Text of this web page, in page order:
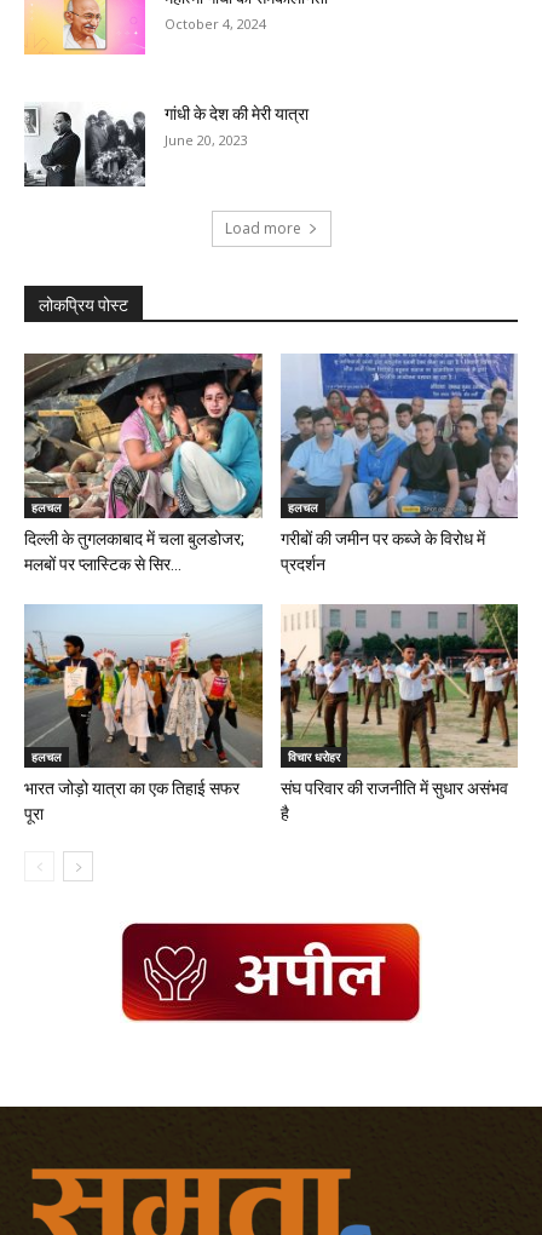
October 4, 2024
गांधी के देश की मेरी यात्रा
June 20, 2023
Load more
लोकप्रिय पोस्ट
हलचल
दिल्ली के तुगलकाबाद में चला बुलडोजर;
मलबों पर प्लास्टिक से सिर...
हलचल
गरीबों की जमीन पर कब्जे के विरोध में
प्रदर्शन
हलचल
भारत जोड़ो यात्रा का एक तिहाई सफर
पूरा
विचार धरोहर
संघ परिवार की राजनीति में सुधार असंभव
है